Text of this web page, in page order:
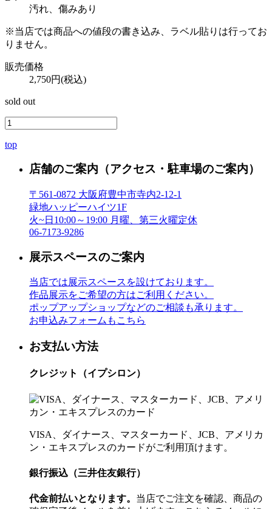
汚れ、傷みあり
※当店では商品への値段の書き込み、ラベル貼りは行ってお
りません。
販売価格
2,750円(税込)
sold out
top
店舗のご案内 （アクセス・駐車場のご案内）
〒561-0872 大阪府豊中市寺内2-12-1
緑地ハッピーハイツ1F
火~日10:00～19:00 月曜、第三火曜定休
06-7173-9286
展示スペースのご案内
当店では展示スペースを設けております。
作品展示をご希望の方はご利用ください。
ポップアップショップなどのご相談も承ります。
お申込みフォームもこちら
お支払い方法
クレジット（イプシロン）
VISA、ダイナース、マスターカード、JCB、アメリカ
ン・エキスプレスのカードがご利用頂けます。
銀行振込（三井住友銀行）
代金前払いとなります。 当店でご注文を確認、商品の